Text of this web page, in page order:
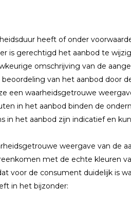
heeft of onder
is gerechtigd het aanbod te
omschrijving van de
van het aanbod door
een waarheidsgetrouwe
in het aanbod binden de
in het aanbod zijn indicatief en
weergave van de
met de echte kleuren
voor de consument duidelijk is
in het bijzonder: